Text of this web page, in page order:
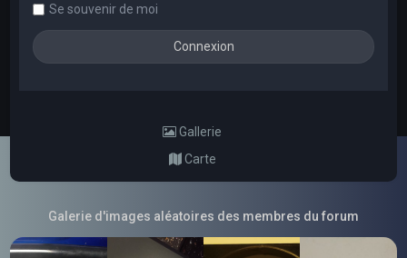
Se souvenir de moi
Gallerie
Carte
Galerie d'images aléatoires des membres du forum